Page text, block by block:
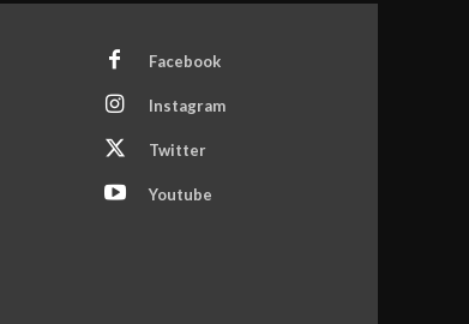
Facebook
Instagram
Twitter
Youtube